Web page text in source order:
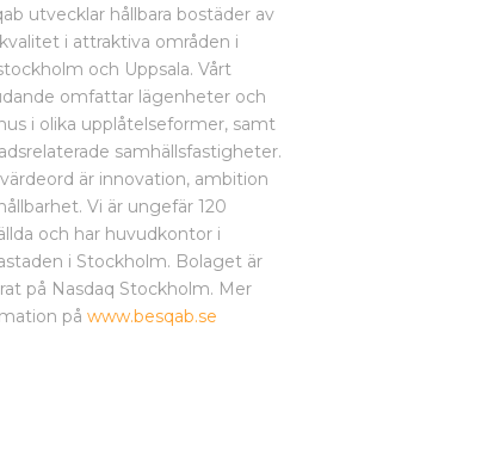
utvecklar hållbara bostäder av
i attraktiva områden i
och Uppsala. Vårt
omfattar lägenheter och
i olika upplåtelseformer, samt
samhällsfastigheter.
värdeord är innovation, ambition
Vi är ungefär 120
och har huvudkontor i
i Stockholm. Bolaget är
på Nasdaq Stockholm. Mer
på www.besqab.se